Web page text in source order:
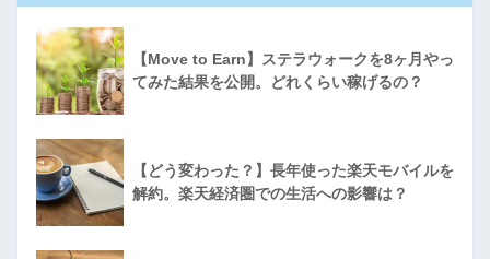
【Move to Earn】ステラウォークを8ヶ月やっ
てみた結果を公開。どれくらい稼げるの？
【どう変わった？】長年使った楽天モバイルを
解約。楽天経済圏での生活への影響は？